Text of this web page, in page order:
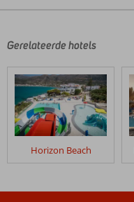
door
klanten
geschreven
na
hun
verblijf
Alianthos
Gerelateerde hotels
Horizon Beach